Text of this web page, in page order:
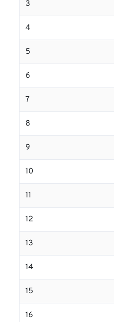
3
4
5
6
7
8
9
10
11
12
13
14
15
16